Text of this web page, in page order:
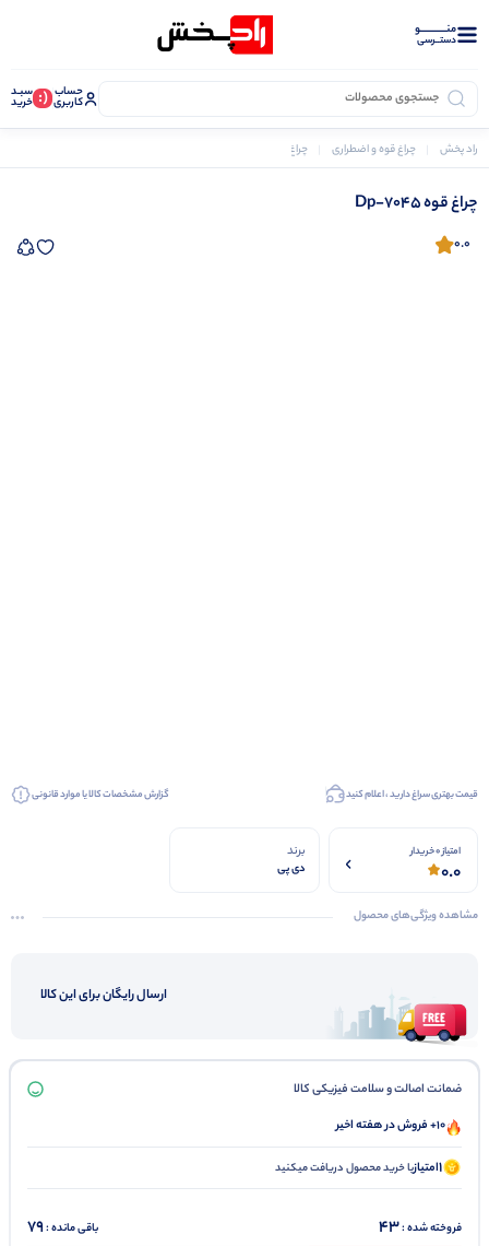
منــــــــــــو
دستــرسی
حساب
کاربری (: سبـد
خرید
راد پخش چراغ قوه و اضطراری چراغ قوه
چراغ قوه Dp-7045
0.0
قیمت بهتری سراغ دارید ، اعلام کنید گزارش مشخصات کالا یا موارد قانونی
امتیاز 0 خریدار
0.0
برند
دی پی
مشاهده ویژگی‌های محصول
ارسال رایگان برای این کالا
ضمانت اصالت و سلامت فیزیکی کالا
10+ فروش در هفته اخیر
1امتیازبا خرید محصول دریافت میکنید
فروخته شده :43 باقی مانده :79